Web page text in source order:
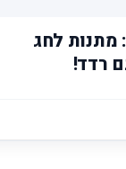
telavivi.net: מתנות לחג
רדד!